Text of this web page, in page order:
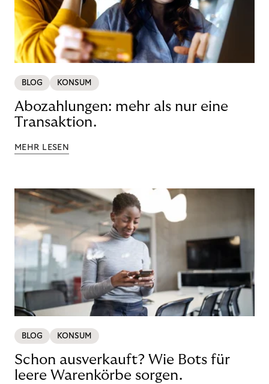
BLOG KONSUM
Abozahlungen: mehr als nur eine
Transaktion.
MEHR LESEN
BLOG KONSUM
Schon ausverkauft? Wie Bots für
leere Warenkörbe sorgen.